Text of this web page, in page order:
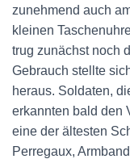
zunehmend auch
kleinen
trug zunächst noch
Gebrauch stellte
heraus. Soldaten,
erkannten bald den
eine der ältesten
Perregaux,